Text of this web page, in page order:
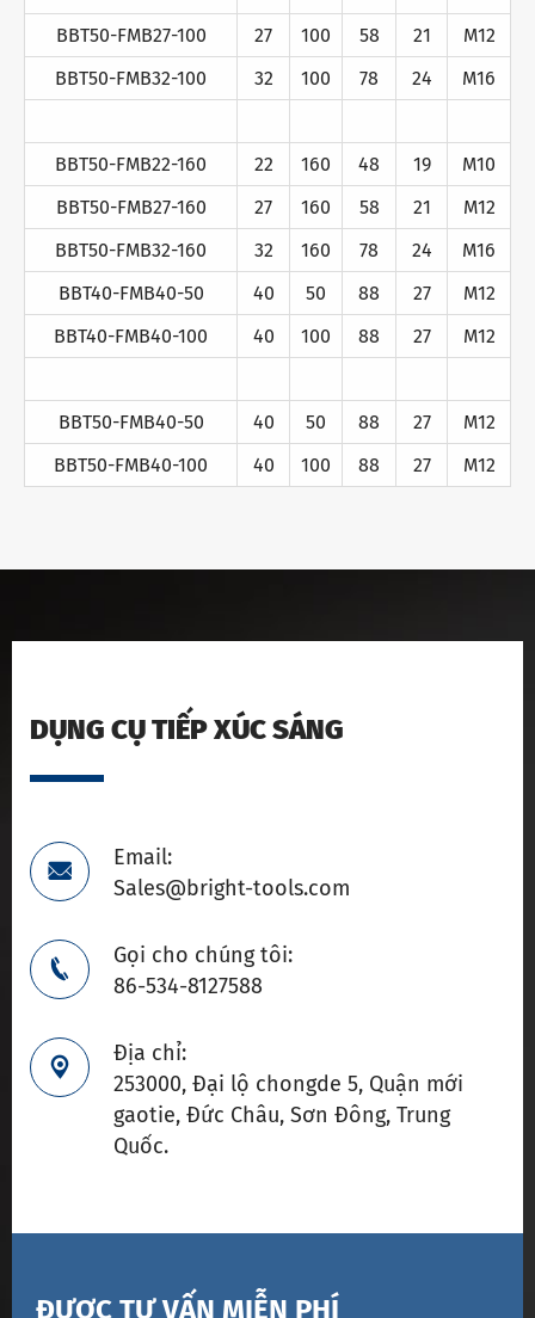
BBT50-FMB27-100
27 100 58 21
M12
BBT50-FMB32-100
32 100 78 24 M16
BBT50-FMB22-160 22 160 48 19
M10
BBT50-FMB27-160
27 160 58 21
M12
BBT50-FMB32-160
32 160 78 24
M16
BBT40-FMB40-50
40 50 88 27
M12
BBT40-FMB40-100
40 100 88 27 M12
BBT50-FMB40-50 40 50 88 27
M12
BBT50-FMB40-100
40 100 88 27 M12
DỤNG CỤ TIẾP XÚC SÁNG

Email:
Sales@bright-tools.com

Gọi cho chúng tôi:
86-534-8127588

Địa chỉ:
253000, Đại lộ chongde 5, Quận mới
gaotie, Đức Châu, Sơn Đông, Trung
Quốc.
ĐƯỢC TƯ VẤN MIỄN PHÍ